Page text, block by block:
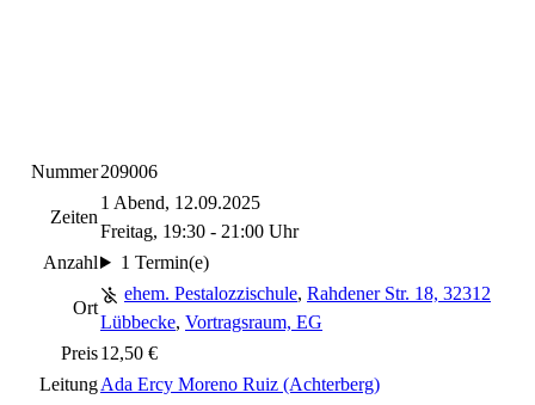
Nummer209006
Zeiten
1 Abend, 12.09.2025
Freitag, 19:30 - 21:00 Uhr
Anzahl
1 Termin(e)
Ort
ehem. Pestalozzischule, Rahdener Str. 18, 32312
Lübbecke, Vortragsraum, EG
Preis12,50 €
LeitungAda Ercy Moreno Ruiz (Achterberg)